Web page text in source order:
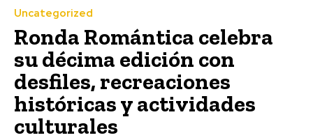
Uncategorized
Ronda Romántica celebra
su décima edición con
desfiles, recreaciones
históricas y actividades
culturales